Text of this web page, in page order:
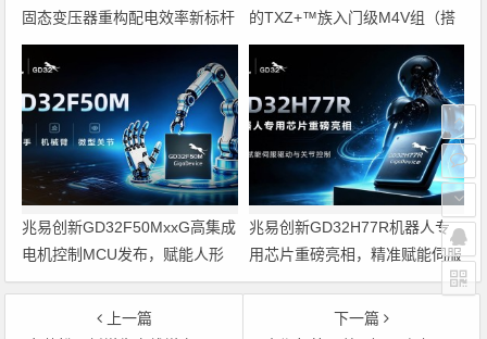
固态变压器重构配电效率新标杆
的TXZ+™族入门级M4V组（搭
载Arm Cortex‑M4内核的标准微
控制器）工程样品
兆易创新GD32F50MxxG高集成
电机控制MCU发布，赋能人形
机器人关节驱动革新
兆易创新GD32H77R机器人专
用芯片重磅亮相，精准赋能伺服
驱动与关节控制
上一篇
下一篇